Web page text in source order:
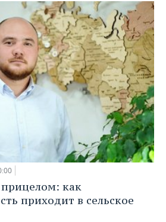
как
приходит в сельское